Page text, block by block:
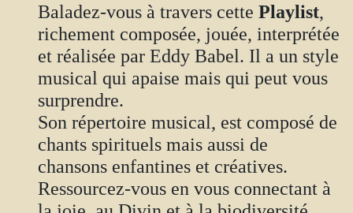
Baladez-vous à travers cette Playlist,
richement composée, jouée, interprétée
et réalisée par Eddy Babel. Il a un style
musical qui apaise mais qui peut vous
surprendre.
Son répertoire musical, est composé de
chants spirituels mais aussi de
chansons enfantines et créatives.
Ressourcez-vous en vous connectant à